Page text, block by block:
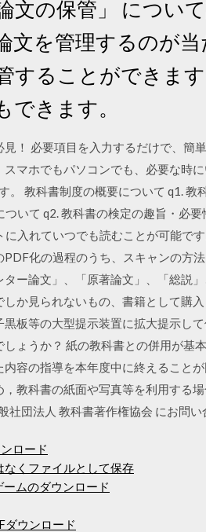
文の保管」 につい
文を管理するのが
することができま
きます。
！ 必要項目を入力するだけで、簡
マホでもパソコンでも、必要な時
。 教科書制度の概要について q1.
いて q2. 教科書の検定の趣旨・必
入れていつでも読むことが可能で
化の過程のうち、スキャンの方
ー論文」、「原著論文」、「総説
しか見られないもの、書籍として購
板等の大型提示装置に拡大提示し
ょうか？ 紙の教科書との併用が基
容の指導を本年度中に終えること
教科書の紙面や写真等を利用する
団法人 教科書著作権協会 にお問い
ロード
なくファイルとして保存
ムのダウンロード
ダウンロード